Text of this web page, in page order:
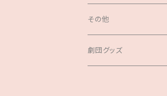
セット商品
DVD
その他
公演中止による支援
劇団グッズ